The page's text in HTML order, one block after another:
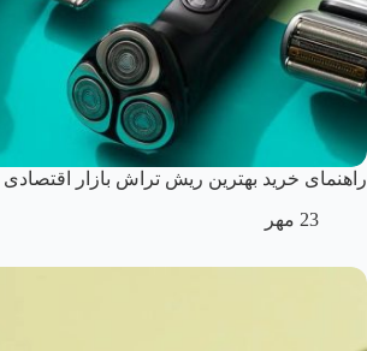
راهنمای خرید بهترین ریش تراش بازار
23 مهر